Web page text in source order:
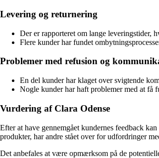
Levering og returnering
Der er rapporteret om lange leveringstider,
Flere kunder har fundet
Problemer med refusion og
En del kunder har klaget over svigtende
Nogle kunder har haft problemer med at få
Vurdering af Clara Odense
Efter at have gennemgået kundernes feedback
produkter, har andre stået over for udfordringer
Det anbefales at være opmærksom på de